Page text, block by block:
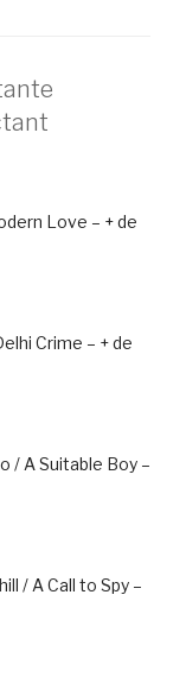
Love – + de
Crime – + de
/ A Suitable Boy –
/ A Call to Spy –